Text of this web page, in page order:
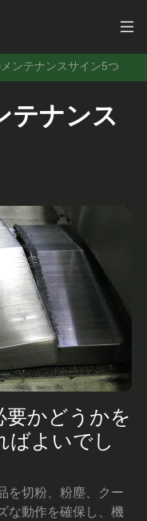
ンテナンスサイン5つ
テナンス
要かどうかを
ばよいでし
を切粉、粉塵、クー
な動作を確保し、機